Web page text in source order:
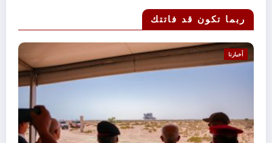
ربما تكون قد فاتتك
أخبارنا